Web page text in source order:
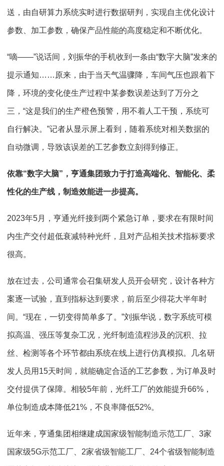
送，由自研算力系统实时进行数据研判，实现自主优化设计
参数、加工参数，确保产品性能的高度稳定和不断优化。
“嘀——”说话间，刘振华的手机收到一条由“数字大脑”发来的
提示通知……原来，由于当天气温骤降，车间气压也跟着下
降，环境的变化使生产过程中某参数误差达到了万分之
三，“这是我们的生产橙色预警，用不着人工干预，系统可
自行解决。”记者从显示屏上看到，随着系统对相关数据的
自动微调，导致该误差的工艺参数立刻得到修正。
依靠“数字大脑”，亨通集团致力于打造高端化、智能化、柔
性化的生产线，制造效能进一步提高。
2023年5月，亨通光纤接到两个紧急订单，要求在有限时间
内生产交付超低衰减特种光纤，且对产品相关技术指标要求
很高。
放在过去，公司通常会召集研发人员开会研究，设计各种方
案逐一试验，直到指标达到要求，前后至少得花大半年时
间。“现在，一切变得简单多了。”刘振华说，数字系统可模
拟高温、强压等复杂工况，光纤制造流程涉及的沉积、拉
丝、检测等各个环节都由系统在线上进行仿真模拟。几名研
发人员用15天时间，就能确定合适的工艺参数，为订单及时
交付提供了保障。相较5年前，光纤工厂的效能提升66%，
单位制造成本降低21%，不良率降低52%。
近年来，亨通集团相继建成国家级智能制造示范工厂、3家
国家级5G示范工厂、2家省级智能工厂、24个省级智能制造